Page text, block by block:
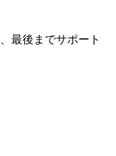
最後までサポート